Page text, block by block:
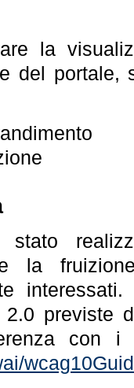
la
del portale,
e la
2.0 previste
con i